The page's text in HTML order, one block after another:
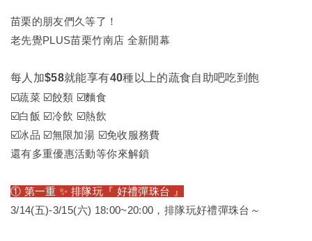
苗栗的朋友們久等了！
老先覺PLUS苗栗竹南店 全新開幕
每人加$58就能享有40種以上的蔬食自助吧吃到飽
☑️蔬菜 ☑️餃類 ☑️麵食
☑️白飯 ☑️冷飲 ☑️熱飲
☑️冰品 ☑️無限加湯 ☑️免收服務費
還有多重優惠活動等你來解鎖
① 第一重 ✨ 排隊玩『 好禮彈珠台 』
3/14(五)-3/15(六) 18:00~20:00，排隊玩好禮彈珠台～